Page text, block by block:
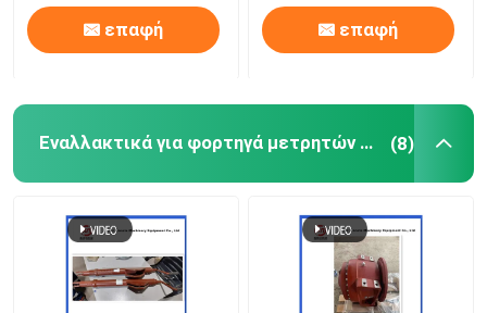
επαφή επαφή
Εναλλακτικά για φορτηγά μετρητών σκυροδέματος (8)